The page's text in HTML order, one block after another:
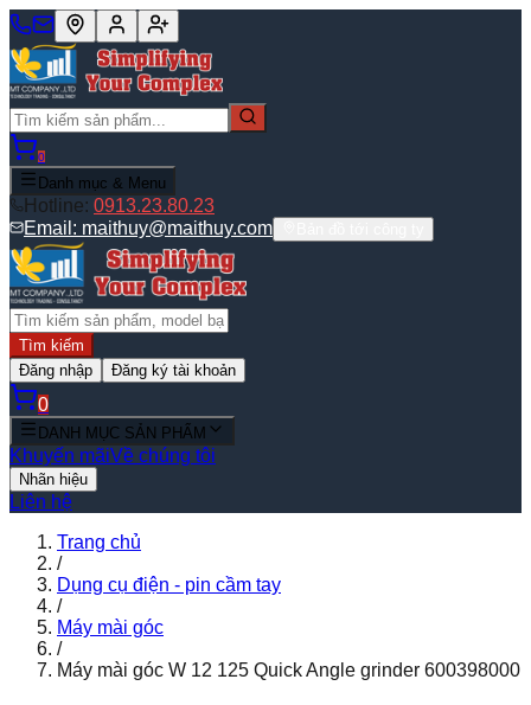
0
Danh mục & Menu
Hotline: 0913.23.80.23
Email: maithuy@maithuy.com
Tìm kiếm
Đăng nhập
Đăng ký tài khoản
0
DANH MỤC SẢN PHẨM
Khuyến mãiVề chúng tôi
Nhãn hiệu
Liên hệ
Trang chủ
/
Dụng cụ điện - pin cầm tay
/
Máy mài góc
/
Máy mài góc W 12 125 Quick Angle grinder 600398000